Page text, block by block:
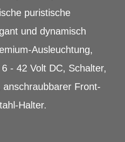
puristische
und dynamisch
Ausleuchtung,
- 42 Volt DC, Schalter,
anschraubbarer Front-
Halter.